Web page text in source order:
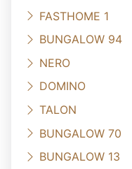
FASTHOME 1
BUNGALOW 94
NERO
DOMINO
TALON
BUNGALOW 70
BUNGALOW 13